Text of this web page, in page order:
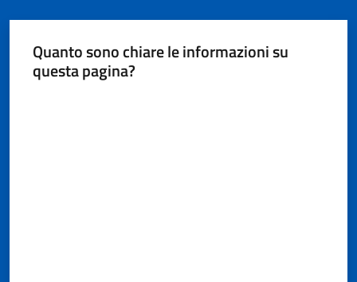
Quanto sono chiare le informazioni su
questa pagina?